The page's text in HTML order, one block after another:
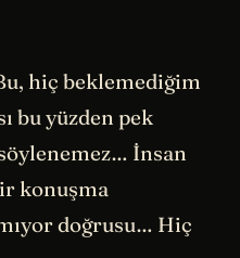
hiç beklemediğim
bu yüzden pek
İnsan
konuşma
doğrusu… Hiç